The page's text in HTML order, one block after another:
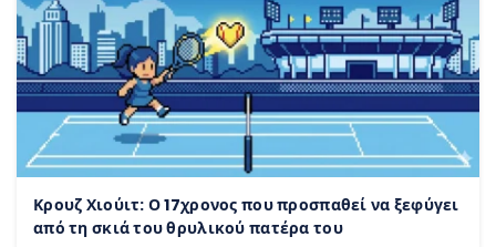
Κρουζ Χιούιτ: Ο 17χρονος που προσπαθεί να ξεφύγει
από τη σκιά του θρυλικού πατέρα του